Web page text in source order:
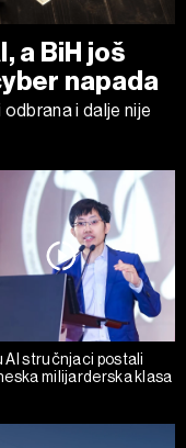
a BiH još
napada
i dalje nije
AI stručnjaci postali
milijarderska klasa